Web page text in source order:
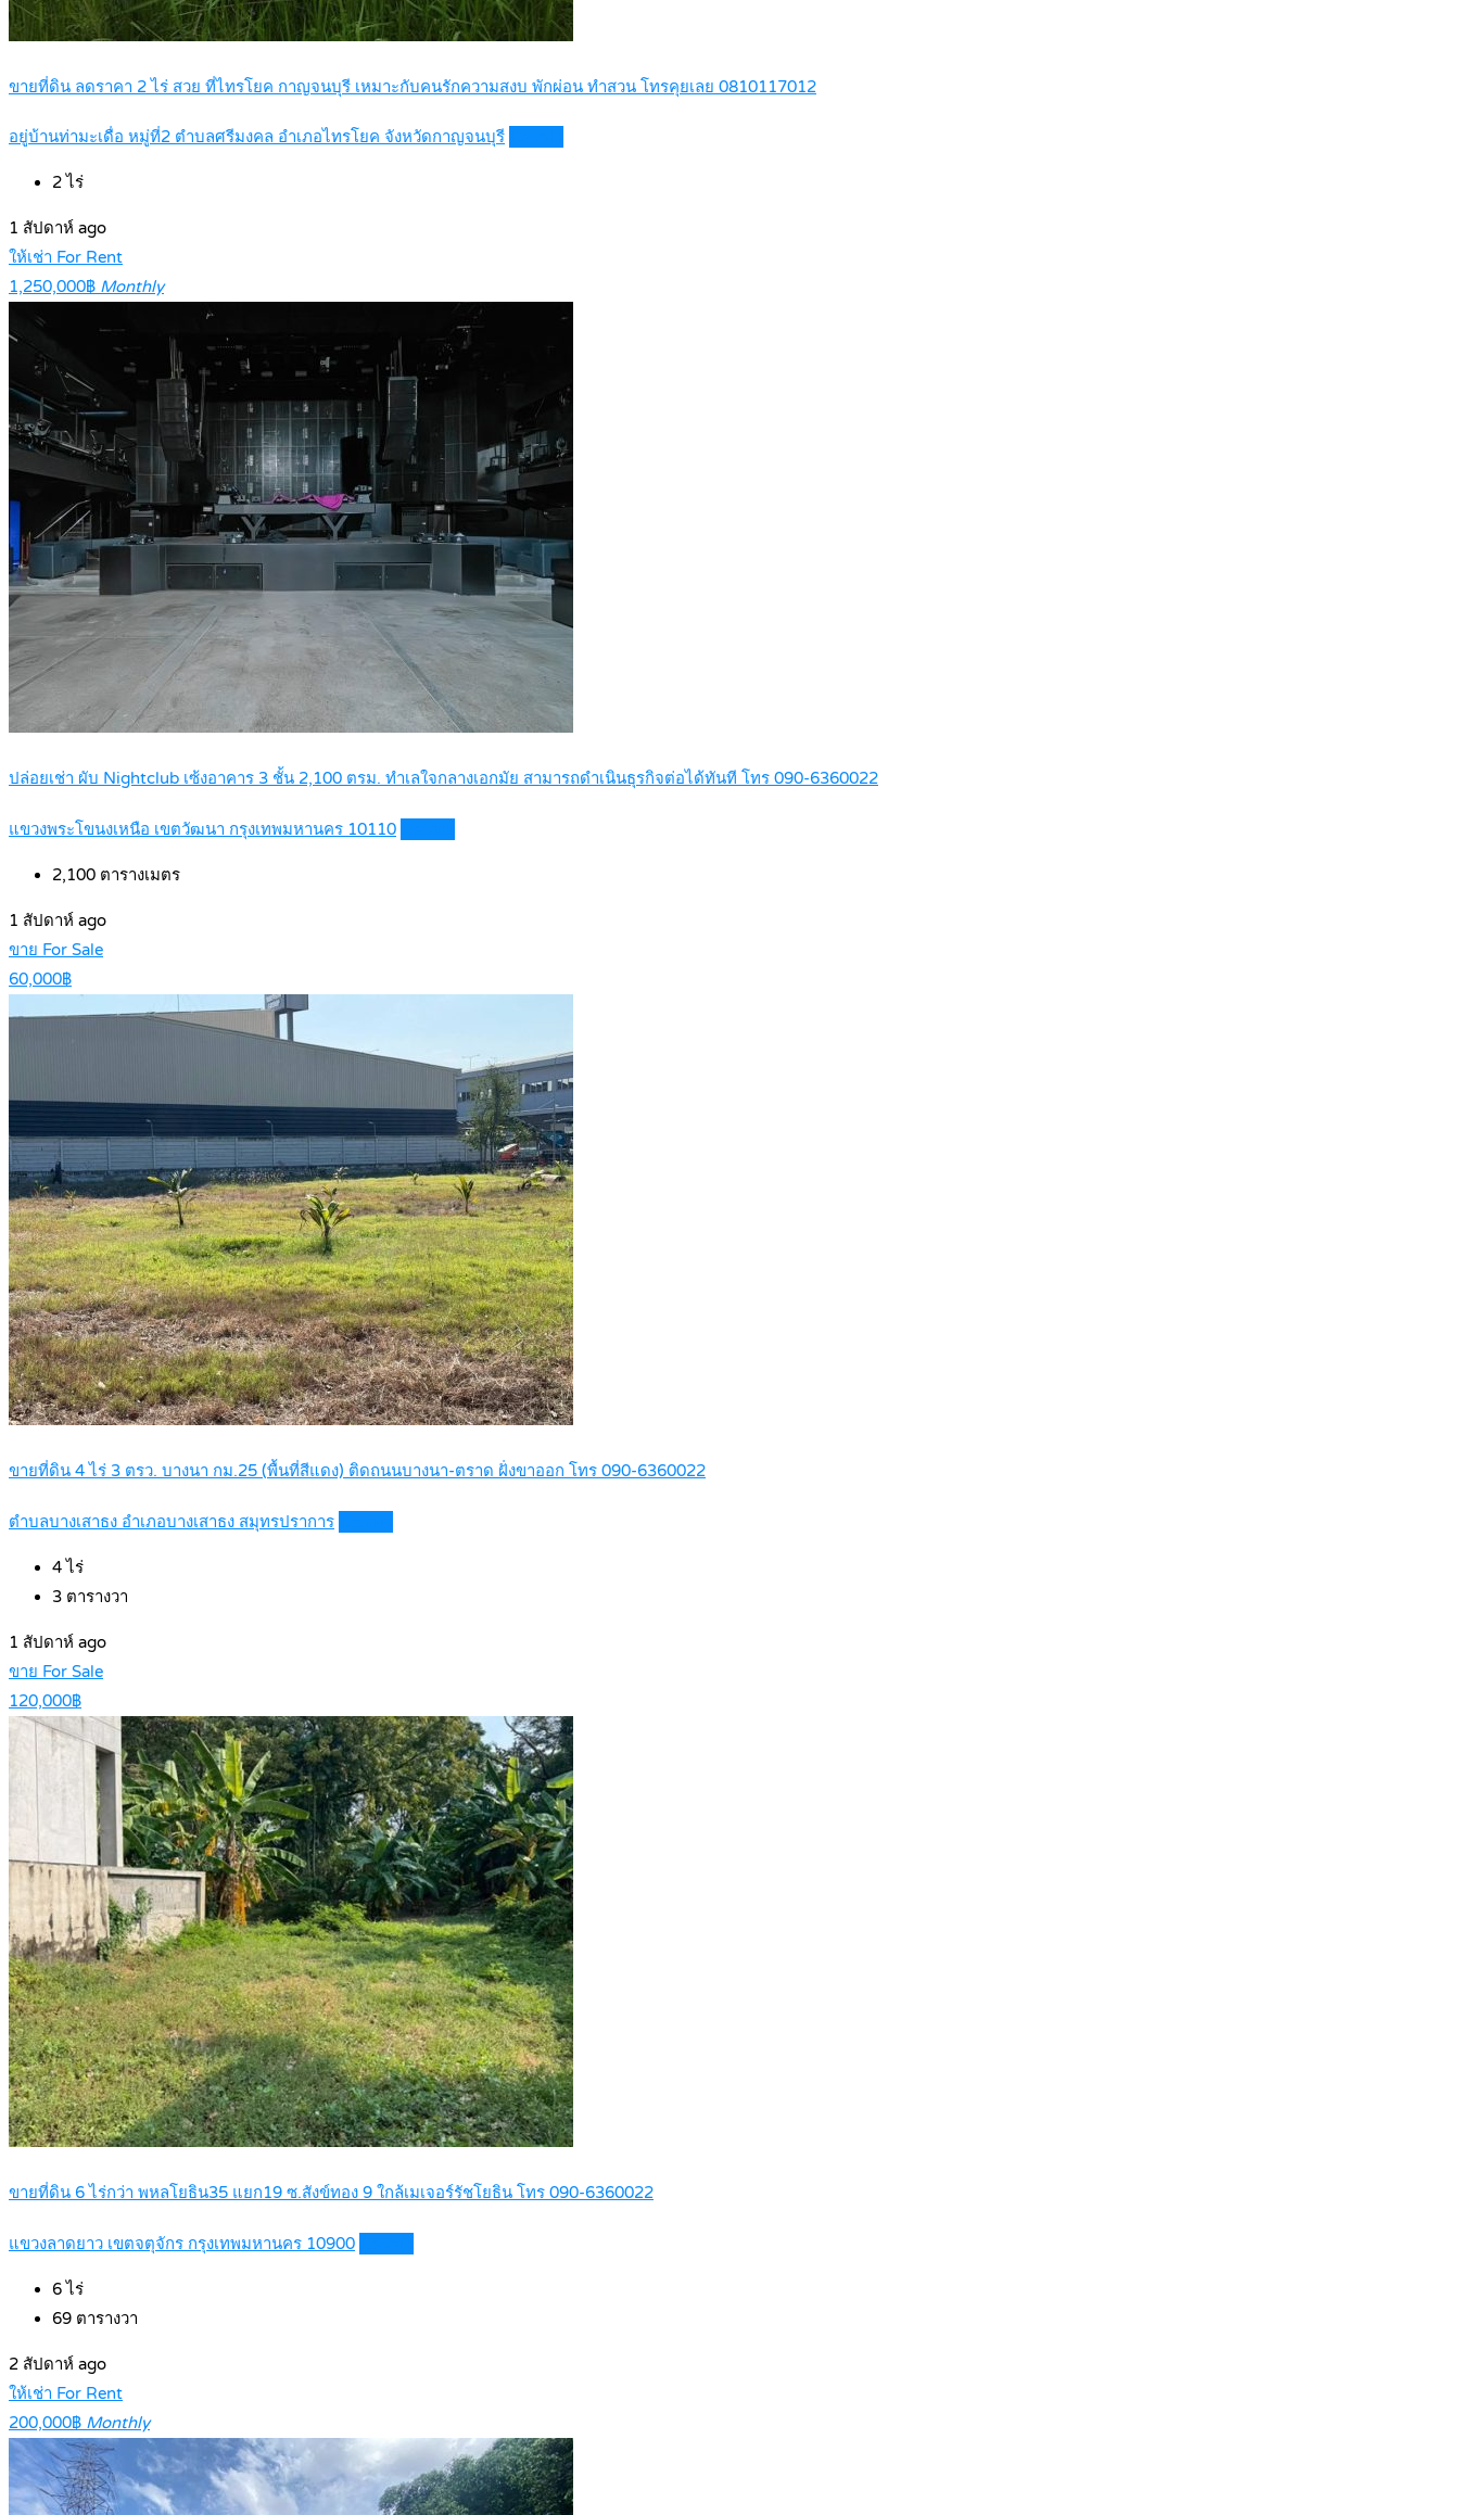
ขายที่ดิน ลดราคา 2 ไร่ สวย ที่ไทรโยค กาญจนบุรี เหมาะกับคนรักความสงบ พักผ่อน ทำสวน โทรคุยเลย 0810117012
อยู่บ้านท่ามะเดื่อ หมู่ที่2 ตำบลศรีมงคล อำเภอไทรโยค จังหวัดกาญจนบุรี
2 ไร่
1 สัปดาห์ ago
ให้เช่า For Rent
1,250,000฿ Monthly
ปล่อยเช่า ผับ Nightclub เซ้งอาคาร 3 ชั้น 2,100 ตรม. ทำเลใจกลางเอกมัย สามารถดำเนินธุรกิจต่อได้ทันที โทร 090-6360022
แขวงพระโขนงเหนือ เขตวัฒนา กรุงเทพมหานคร 10110
2,100 ตารางเมตร
1 สัปดาห์ ago
ขาย For Sale
60,000฿
ขายที่ดิน 4 ไร่ 3 ตรว. บางนา กม.25 (พื้นที่สีแดง) ติดถนนบางนา-ตราด ฝั่งขาออก โทร 090-6360022
ตำบลบางเสาธง อำเภอบางเสาธง สมุทรปราการ
4ไร่
3 ตารางวา
1 สัปดาห์ ago
ขาย For Sale
120,000฿
ขายที่ดิน 6 ไร่กว่า พหลโยธิน35 แยก19 ซ.สังข์ทอง 9 ใกล้เมเจอร์รัชโยธิน โทร 090-6360022
แขวงลาดยาว เขตจตุจักร กรุงเทพมหานคร 10900
6ไร่
69 ตารางวา
2 สัปดาห์ ago
ให้เช่า For Rent
200,000฿ Monthly